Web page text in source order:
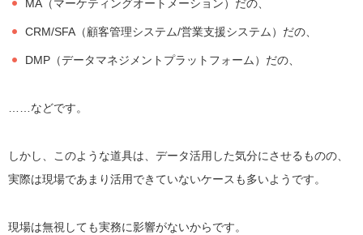
MA（マーケティングオートメーション）だの、
CRM/SFA（顧客管理システム/営業支援システム）だの、
DMP（データマネジメントプラットフォーム）だの、
……などです。
しかし、このような道具は、データ活用した気分にさせるものの、
実際は現場であまり活用できていないケースも多いようです。
現場は無視しても実務に影響がないからです。